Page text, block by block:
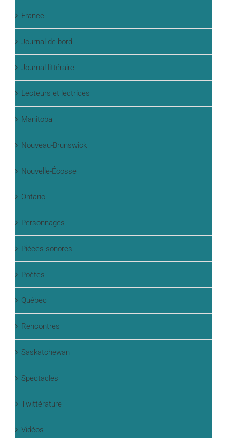
France
Journal de bord
Journal littéraire
Lecteurs et lectrices
Manitoba
Nouveau-Brunswick
Nouvelle-Écosse
Ontario
Personnages
Pièces sonores
Poètes
Québec
Rencontres
Saskatchewan
Spectacles
Twittérature
Vidéos